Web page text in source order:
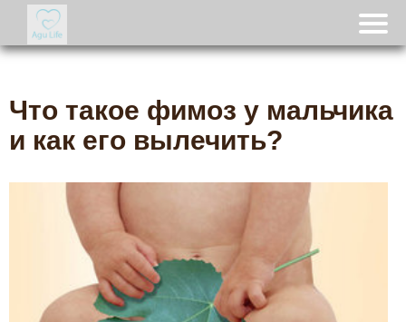
Что такое фимоз у мальчика
и как его вылечить?